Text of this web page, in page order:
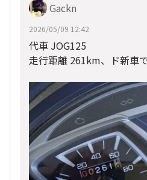
Gackn
2026/05/09 12:42
代車 JOG125
走行距離 261km、ド新車で